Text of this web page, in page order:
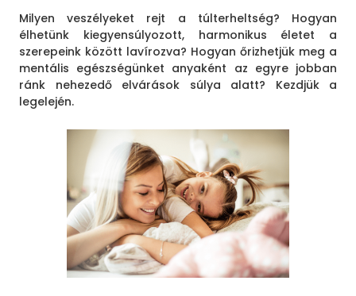
Milyen veszélyeket rejt a túlterheltség? Hogyan
élhetünk kiegyensúlyozott, harmonikus életet a
szerepeink között lavírozva? Hogyan őrizhetjük meg a
mentális egészségünket anyaként az egyre jobban
ránk nehezedő elvárások súlya alatt? Kezdjük a
legelején.